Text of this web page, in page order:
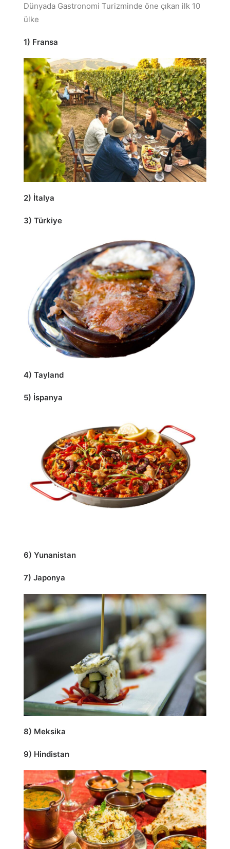
Dünyada Gastronomi Turizminde öne çıkan ilk 10
ülke
1) Fransa
2) İtalya
3) Türkiye
4) Tayland
5) İspanya
6) Yunanistan
7) Japonya
8) Meksika
9) Hindistan